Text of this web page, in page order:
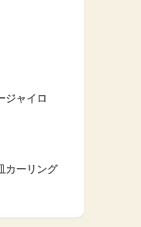
ジャイロ
カーリング